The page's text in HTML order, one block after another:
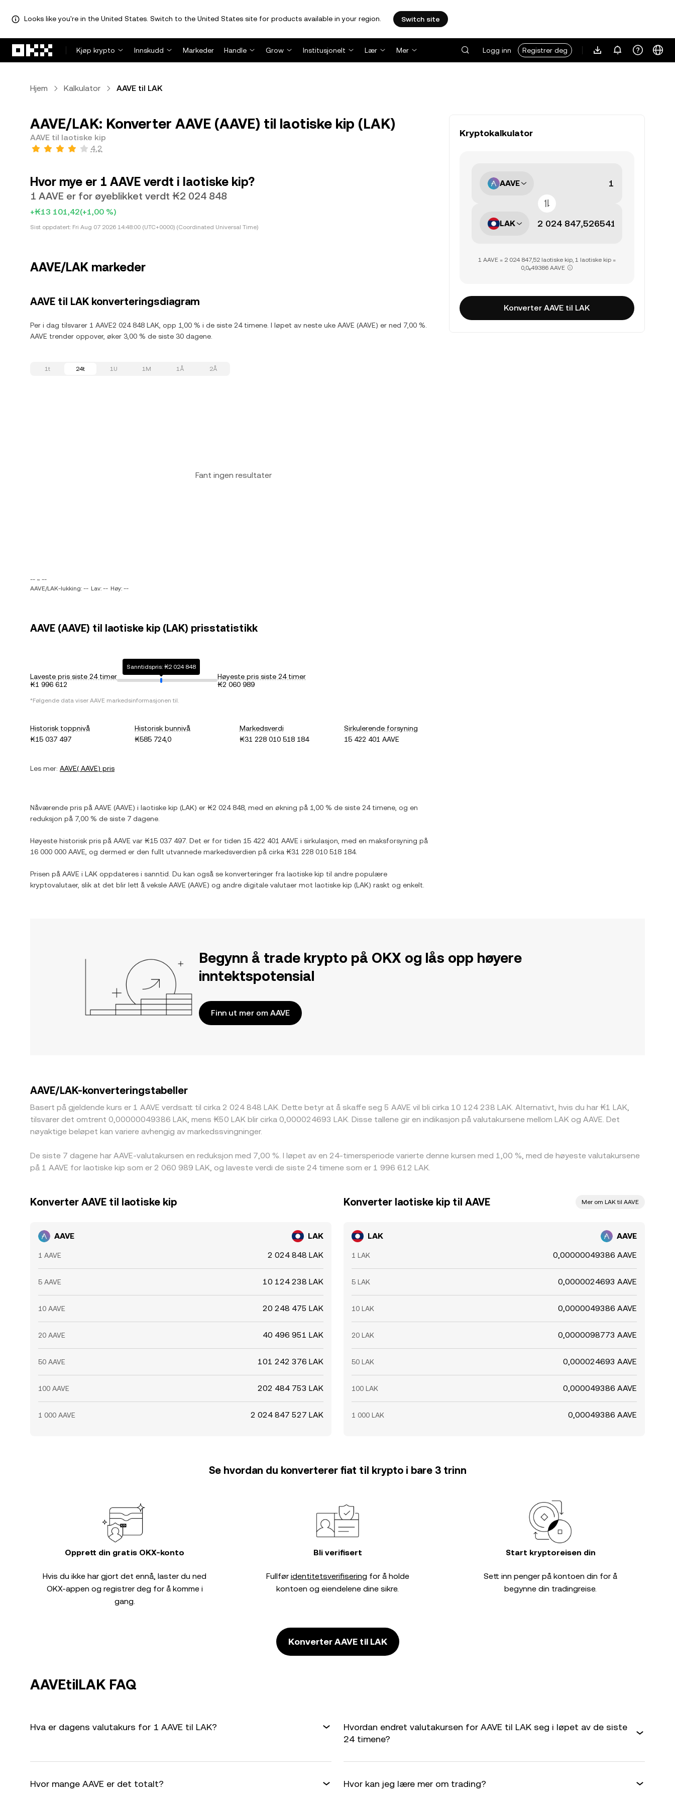
Looks like you're in the United States. Switch to the United States site for products available in your region. Switch site
Kjøp krypto
Innskudd Markeder Handle Grow Institusjonelt Lær Mer Logg inn Registrer deg
Hjem Kalkulator AAVE til LAK
AAVE/LAK: Konverter AAVE (AAVE) til laotiske kip (LAK)
AAVE til laotiske kip
4,2
Hvor mye er 1 AAVE verdt i laotiske kip?
1 AAVE er for øyeblikket verdt ₭2 024 848
+₭13 101,42(+1,00 %)
Sist oppdatert: Fri Aug 07 2026 14:48:00 (UTC+0000) (Coordinated Universal Time)
AAVE/LAK markeder
AAVE til LAK konverteringsdiagram
Per i dag tilsvarer 1 AAVE2 024 848 LAK, opp 1,00 % i de siste 24 timene. I løpet av neste uke AAVE (AAVE) er ned 7,00 %.
AAVE trender oppover, øker 3,00 % de siste 30 dagene.
1t 24t 1U 1M 1Å 2Å
Fant ingen resultater
-- ~ --
AAVE/LAK-lukking: -- Lav: -- Høy: --
AAVE (AAVE) til laotiske kip (LAK) prisstatistikk
Laveste pris siste 24 timer
₭1 996 612
Sanntidspris: ₭2 024 848
Høyeste pris siste 24 timer
₭2 060 989
*Følgende data viser AAVE markedsinformasjonen til.
Historisk toppnivå
₭15 037 497
Historisk bunnivå
₭585 724,0
Markedsverdi
₭31 228 010 518 184
Sirkulerende forsyning
15 422 401 AAVE
Les mer: AAVE( AAVE) pris
Nåværende pris på AAVE (AAVE) i laotiske kip (LAK) er ₭2 024 848 , med en økning på 1,00 % de siste 24 timene, og en
reduksjon på 7,00 % de siste 7 dagene.
Høyeste historisk pris på AAVE var ₭15 037 497 . Det er for tiden 15 422 401 AAVE i sirkulasjon, med en maksforsyning på
16 000 000 AAVE , og dermed er den fullt utvannede markedsverdien på cirka ₭31 228 010 518 184.
Prisen på AAVE i LAK oppdateres i sanntid. Du kan også se konverteringer fra laotiske kip til andre populære
kryptovalutaer, slik at det blir lett å veksle AAVE (AAVE) og andre digitale valutaer mot laotiske kip (LAK) raskt og enkelt.
Kryptokalkulator
AAVE
LAK
1 AAVE = 2 024 847,52 laotiske kip, 1 laotiske kip =
0,0₆49386 AAVE
Konverter AAVE til LAK
Begynn å trade krypto på OKX og lås opp høyere
inntektspotensial
Finn ut mer om AAVE
AAVE/LAK-konverteringstabeller
Basert på gjeldende kurs er 1 AAVE verdsatt til cirka 2 024 848 LAK. Dette betyr at å skaffe seg 5 AAVE vil bli cirka 10 124 238 LAK. Alternativt, hvis du har ₭1 LAK,
tilsvarer det omtrent 0,00000049386 LAK, mens ₭50 LAK blir cirka 0,000024693 LAK. Disse tallene gir en indikasjon på valutakursene mellom LAK og AAVE. Det
nøyaktige beløpet kan variere avhengig av markedssvingninger.
De siste 7 dagene har AAVE-valutakursen en reduksjon med 7,00 %. I løpet av en 24-timersperiode varierte denne kursen med 1,00 %, med de høyeste valutakursene
på 1 AAVE for laotiske kip som er 2 060 989 LAK, og laveste verdi de siste 24 timene som er 1 996 612 LAK.
Konverter AAVE til laotiske kip
AAVE LAK
1 AAVE 2 024 848 LAK
5 AAVE 10 124 238 LAK
10 AAVE 20 248 475 LAK
20 AAVE 40 496 951 LAK
50 AAVE 101 242 376 LAK
100 AAVE 202 484 753 LAK
1 000 AAVE 2 024 847 527 LAK
Konverter laotiske kip til AAVE Mer om LAK til AAVE
LAK AAVE
1 LAK 0,00000049386 AAVE
5 LAK 0,0000024693 AAVE
10 LAK 0,0000049386 AAVE
20 LAK 0,0000098773 AAVE
50 LAK 0,000024693 AAVE
100 LAK 0,000049386 AAVE
1 000 LAK 0,00049386 AAVE
Se hvordan du konverterer fiat til krypto i bare 3 trinn
Opprett din gratis OKX-konto
Hvis du ikke har gjort det ennå, laster du ned
OKX-appen og registrer deg for å komme i
gang.
Bli verifisert
Fullfør identitetsverifisering for å holde
kontoen og eiendelene dine sikre.
Start kryptoreisen din
Sett inn penger på kontoen din for å
begynne din tradingreise.
Konverter AAVE til LAK
AAVEtilLAK FAQ
Hva er dagens valutakurs for 1 AAVE til LAK?
Hvordan endret valutakursen for AAVE til LAK seg i løpet av de siste
24 timene?
Hvor mange AAVE er det totalt? Hvor kan jeg lære mer om trading?